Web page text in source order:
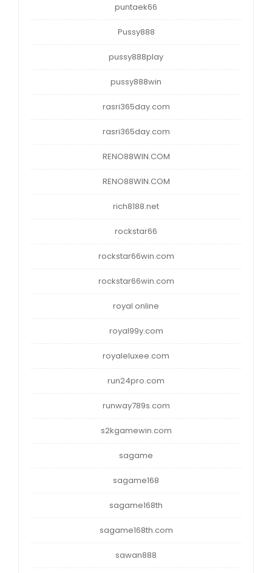
puntaek66
Pussy888
pussy888play
pussy888win
rasri365day.com
rasri365day.com
RENO88WIN.COM
RENO88WIN.COM
rich8188.net
rockstar66
rockstar66win.com
rockstar66win.com
royal online
royal99y.com
royaleluxee.com
run24pro.com
runway789s.com
s2kgamewin.com
sagame
sagame168
sagame168th
sagame168th.com
sawan888